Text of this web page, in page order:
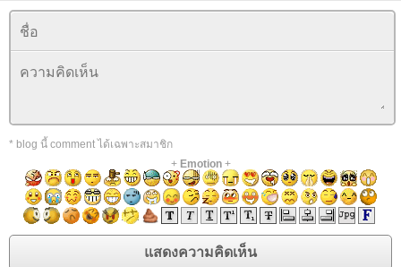
* blog นี้ comment ได้เฉพาะสมาชิก
+ Emotion+